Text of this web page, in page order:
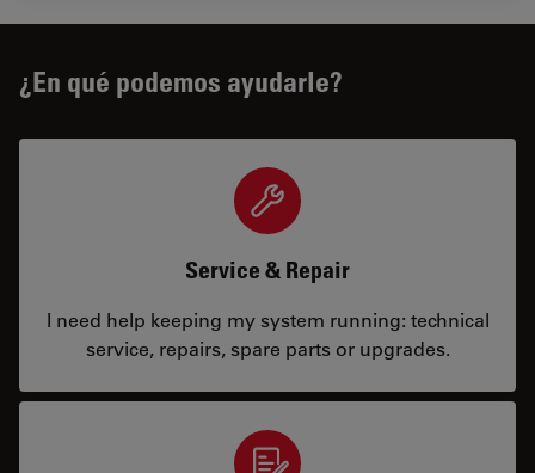
¿En qué podemos ayudarle?
Service & Repair
I need help keeping my system running: technical
service, repairs, spare parts or upgrades.